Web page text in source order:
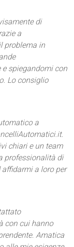
di
a
problema in
spiegandomi con
Lo consiglio
a
chiari e un team
professionalità di
a loro per
con cui hanno
Amatica